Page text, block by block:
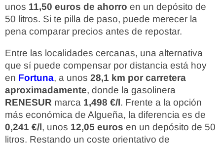
unos 11,50 euros de ahorro en un depósito de
50 litros. Si te pilla de paso, puede merecer la
pena comparar precios antes de repostar.
Entre las localidades cercanas, una alternativa
que sí puede compensar por distancia está hoy
en Fortuna, a unos 28,1 km por carretera
aproximadamente, donde la gasolinera
RENESUR marca 1,498 €/l. Frente a la opción
más económica de Algueña, la diferencia es de
0,241 €/l, unos 12,05 euros en un depósito de 50
litros. Restando un coste orientativo de